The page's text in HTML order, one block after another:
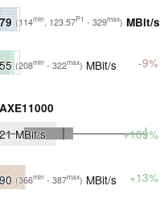
(114min, 123.57P1 - 329max) MBit/s
(208min - 322max) MBit/s -9%
MBit/s +109%
(366min - 387max) MBit/s +13%